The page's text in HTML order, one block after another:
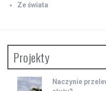
Ze świata
Projekty
Naczynie